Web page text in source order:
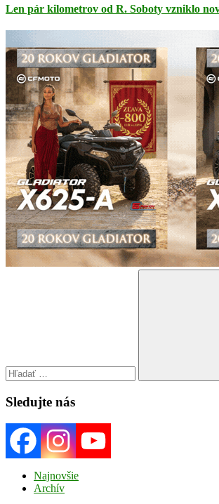
Len pár kilometrov od R. Soboty vzniklo
Sledujte nás
Najnovšie
Archív